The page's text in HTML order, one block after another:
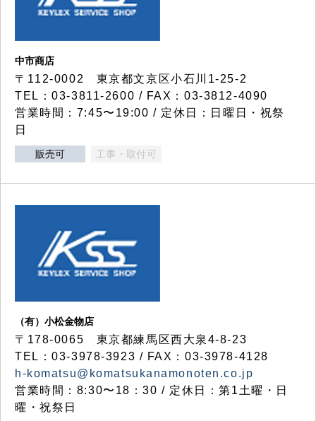
中市商店
〒112-0002 東京都文京区小石川1-25-2
TEL：03-3811-2600 / FAX：03-3812-4090
営業時間：7:45〜19:00 / 定休日：日曜日・祝祭
日
販売可 工事・取付可
（有）小松金物店
〒178-0065 東京都練馬区西大泉4-8-23
TEL：03-3978-3923 / FAX：03-3978-4128
h-komatsu@komatsukanamonoten.co.jp
営業時間：8:30〜18：30 / 定休日：第1土曜・日
曜・祝祭日